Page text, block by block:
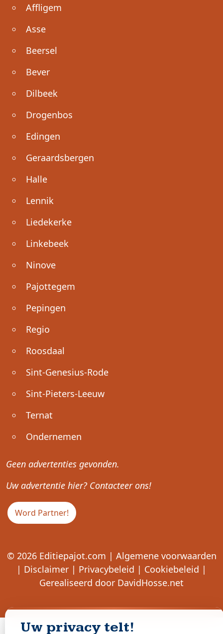
Affligem
Asse
Beersel
Bever
Dilbeek
Drogenbos
Edingen
Geraardsbergen
Halle
Lennik
Liedekerke
Linkebeek
Ninove
Pajottegem
Pepingen
Regio
Roosdaal
Sint-Genesius-Rode
Sint-Pieters-Leeuw
Ternat
Ondernemen
Geen advertenties gevonden.
Uw advertentie hier? Contacteer ons!
Word Partner!
© 2026 Editiepajot.com | Algemene voorwaarden
| Disclaimer | Privacybeleid | Cookiebeleid |
Gerealiseerd door DavidHosse.net
Uw privacy telt!